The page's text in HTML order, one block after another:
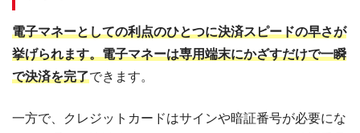
電子マネーとしての利点のひとつに決済スピードの早さが
挙げられます。電子マネーは専用端末にかざすだけで一瞬
で決済を完了できます。
一方で、クレジットカードはサインや暗証番号が必要にな